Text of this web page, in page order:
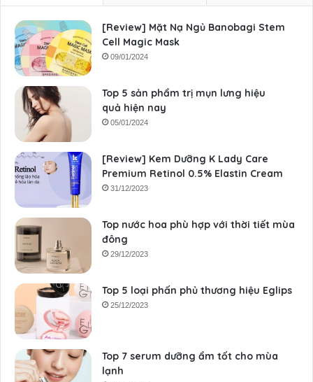
[Review] Mặt Nạ Ngủ Banobagi Stem
Cell Magic Mask
09/01/2024
Top 5 sản phẩm trị mụn lưng hiệu
quả hiện nay
05/01/2024
[Review] Kem Dưỡng K Lady Care
Premium Retinol 0.5% Elastin Cream
31/12/2023
Top nước hoa phù hợp với thời tiết mùa
đông
29/12/2023
Top 5 loại phấn phủ thương hiệu Eglips
25/12/2023
Top 7 serum dưỡng ẩm tốt cho mùa
lạnh